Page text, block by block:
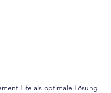
Life als optimale Lösung